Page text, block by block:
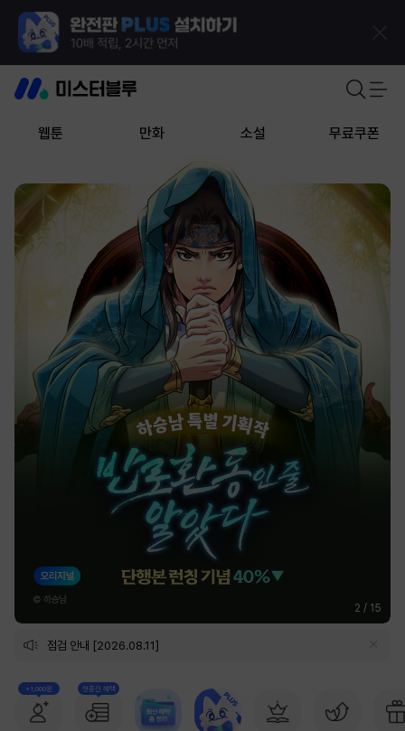
웹툰 만화 소설 무료쿠폰
2 / 15
점검 안내 [2026.08.11]
+1,000원 첫충전 혜택